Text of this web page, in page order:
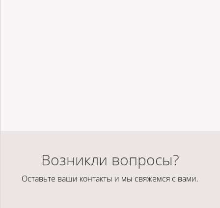
Возникли вопросы?
Оставьте ваши контакты и мы свяжемся с вами.